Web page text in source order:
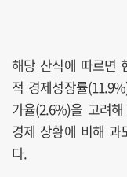
해당 산식에 따르면
적 경제성장률
가율(2.6%)을 고려
경제 상황에 비해 과
다.